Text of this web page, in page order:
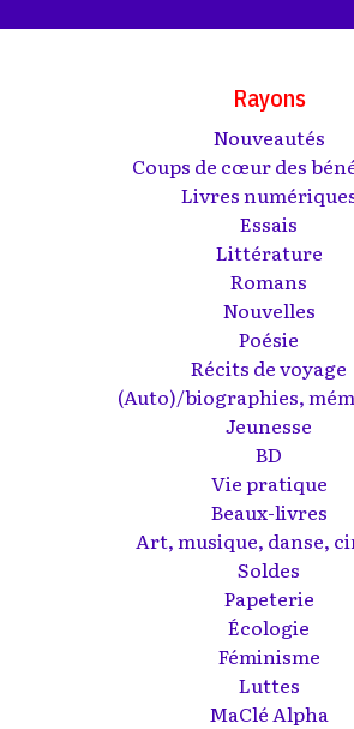
Rayons
Nouveautés
Coups de cœur des
Livres
Essais
Littérature
Romans
Nouvelles
Poésie
Récits de voyage
(Auto)/biographies,
Jeunesse
BD
Vie pratique
Beaux-livres
Art, musique, danse,
Soldes
Papeterie
Écologie
Féminisme
Luttes
MaClé Alpha